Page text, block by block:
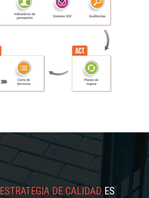
ESTRATEGIA DE CALIDADES